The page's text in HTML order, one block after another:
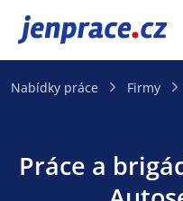
JenPráce.cz
Nabídky práce Firmy
Práce a